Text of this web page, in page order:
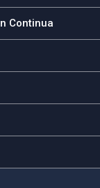
Continua